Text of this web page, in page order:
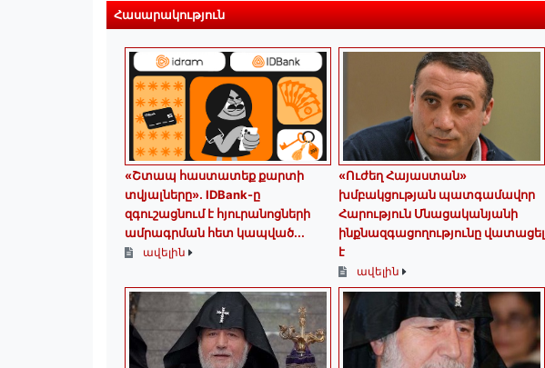
Հասարակություն
«Շտապ հաստատեք քարտի
տվյալները»․ IDBank-ը
զգուշացնում է հյուրանոցների
ամրագրման հետ կապված...
ավելին
«Ուժեղ Հայաստան»
խմբակցության պատգամավոր
Հարություն Մնացականյանի
ինքնազգացողությունը վատացել
է
ավելին